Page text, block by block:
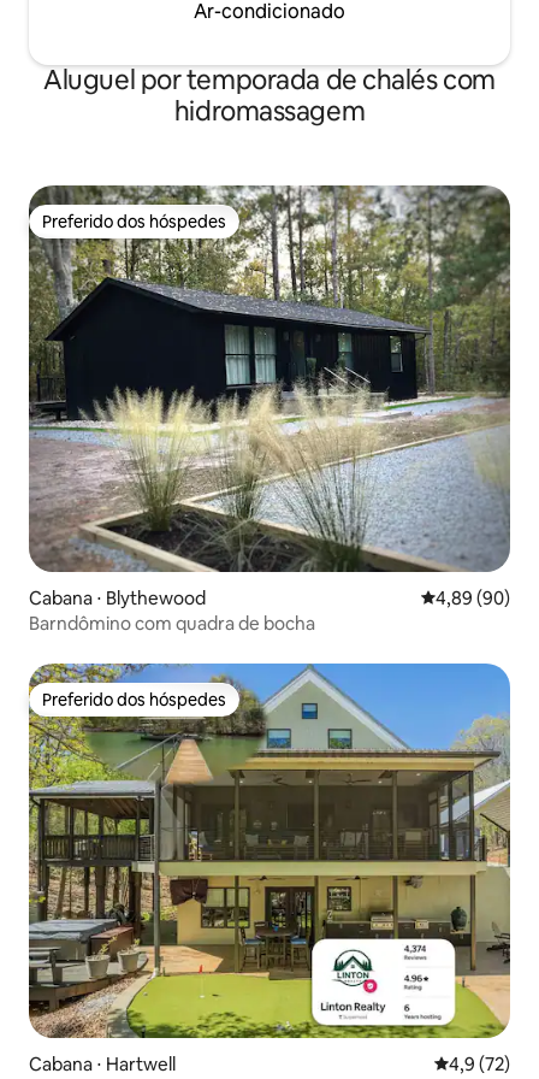
Ar-condicionado
Aluguel por temporada de chalés com
hidromassagem
Preferido dos hóspedes
Preferido dos hóspedes
Cabana ⋅ Blythewood 4,89 de uma
4,89 (90)
Barndômino com quadra de bocha
Preferido dos hóspedes
Preferido dos hóspedes
Cabana ⋅ Hartwell 4,9 de uma
4,9 (72)